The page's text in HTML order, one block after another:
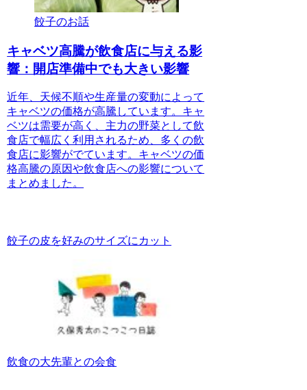
餃子のお話
キャベツ高騰が飲食店に与える影
響：開店準備中でも大きい影響
近年、天候不順や生産量の変動によって
キャベツの価格が高騰しています。キャ
ベツは需要が高く、主力の野菜として飲
食店で幅広く利用されるため、多くの飲
食店に影響がでています。キャベツの価
格高騰の原因や飲食店への影響について
まとめました。
餃子の皮を好みのサイズにカット
飲食の大先輩との会食